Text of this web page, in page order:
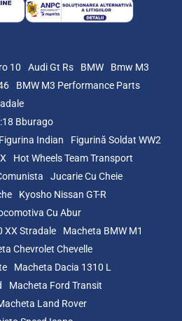
10 Audi Gt Rs BMW
Bmw M3
BMW M3 Performance Parts
Bburago
Figurina Indian
Figurină Soldat WW2
Hot Wheels Team Transport
Jucarie Cu Cheie
Kyosho Nissan GT-R
Cu Abur
XX Stradale
Macheta BMW M1
Chevrolet Chevelle
Macheta Dacia 1310 L
Macheta Ford Transit
Land Rover